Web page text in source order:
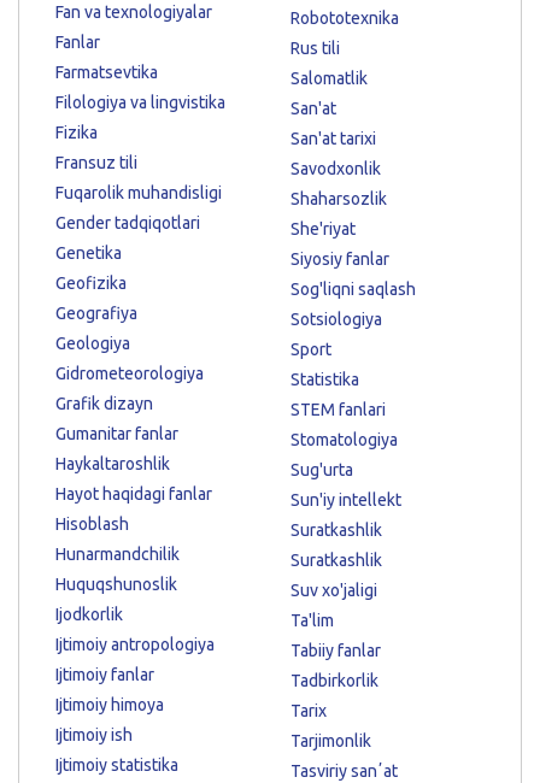
Fan va texnologiyalar
Fanlar
Farmatsevtika
Filologiya va lingvistika
Fizika
Fransuz tili
Fuqarolik muhandisligi
Gender tadqiqotlari
Genetika
Geofizika
Geografiya
Geologiya
Gidrometeorologiya
Grafik dizayn
Gumanitar fanlar
Haykaltaroshlik
Hayot haqidagi fanlar
Hisoblash
Hunarmandchilik
Huquqshunoslik
Ijodkorlik
Ijtimoiy antropologiya
Ijtimoiy fanlar
Ijtimoiy himoya
Ijtimoiy ish
Ijtimoiy statistika
Robototexnika
Rus tili
Salomatlik
San'at
San'at tarixi
Savodxonlik
Shaharsozlik
She'riyat
Siyosiy fanlar
Sog'liqni saqlash
Sotsiologiya
Sport
Statistika
STEM fanlari
Stomatologiya
Sug'urta
Sun'iy intellekt
Suratkashlik
Suratkashlik
Suv xo'jaligi
Ta'lim
Tabiiy fanlar
Tadbirkorlik
Tarix
Tarjimonlik
Tasviriy sanʼat